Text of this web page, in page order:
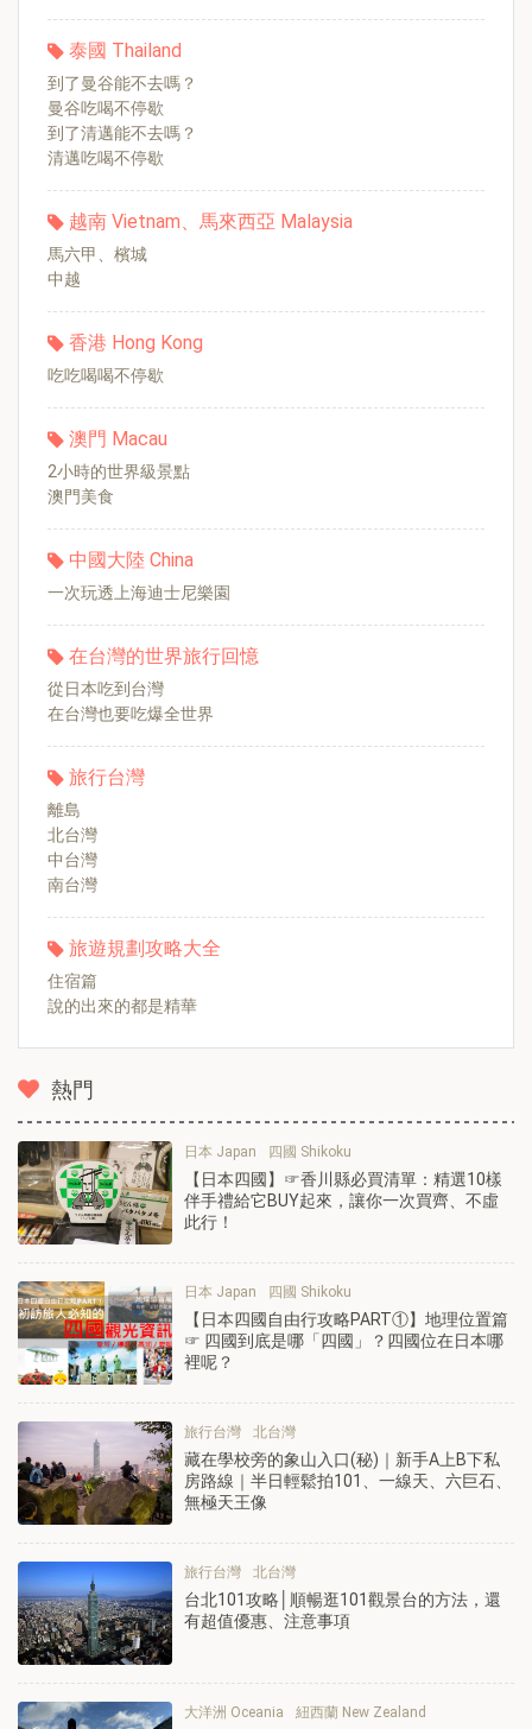
泰國 Thailand
到了曼谷能不去嗎？
曼谷吃喝不停歇
到了清邁能不去嗎？
清邁吃喝不停歇
越南 Vietnam、馬來西亞 Malaysia
馬六甲、檳城
中越
香港 Hong Kong
吃吃喝喝不停歇
澳門 Macau
2小時的世界級景點
澳門美食
中國大陸 China
一次玩透上海迪士尼樂園
在台灣的世界旅行回憶
從日本吃到台灣
在台灣也要吃爆全世界
旅行台灣
離島
北台灣
中台灣
南台灣
旅遊規劃攻略大全
住宿篇
說的出來的都是精華
熱門
日本 Japan 四國 Shikoku
【日本四國】☞香川縣必買清單：精選10樣
伴手禮給它BUY起來，讓你一次買齊、不虛
此行！
日本 Japan 四國 Shikoku
【日本四國自由行攻略PART①】地理位置篇
☞ 四國到底是哪「四國」？四國位在日本哪
裡呢？
旅行台灣 北台灣
藏在學校旁的象山入口(秘)｜新手A上B下私
房路線｜半日輕鬆拍101、一線天、六巨石、
無極天王像
旅行台灣 北台灣
台北101攻略│順暢逛101觀景台的方法，還
有超值優惠、注意事項
大洋洲 Oceania 紐西蘭 New Zealand